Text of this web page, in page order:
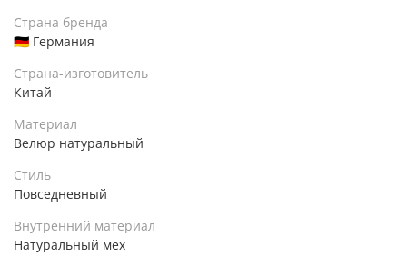
Страна бренда
🇩🇪 Германия
Страна-изготовитель
Китай
Материал
Велюр натуральный
Стиль
Повседневный
Внутренний материал
Натуральный мех